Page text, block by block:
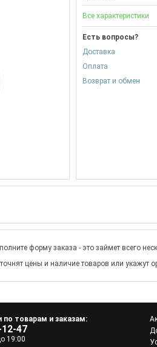
Все характеристики
Есть вопросы?
Доставка
Оплата
Возврат и обмен
форму заказа - это займет всего
цены и наличие товаров или укажут
по товарам и заказам:
47
19:00